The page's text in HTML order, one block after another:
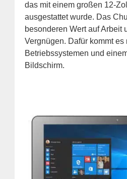
das mit einem großen 12-
ausgestattet wurde. Das
besonderen Wert auf Arbeit
Vergnügen. Dafür kommt es
Betriebssystemen und
Bildschirm.